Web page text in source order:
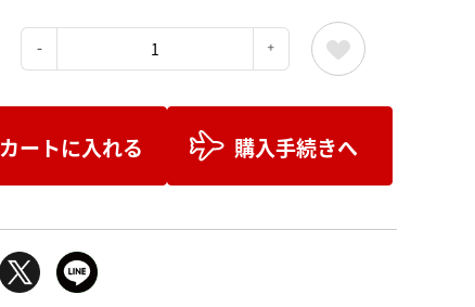
カートに入れる 購入手続きへ